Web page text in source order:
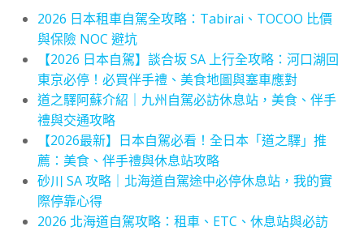
2026 日本租車自駕全攻略：Tabirai、TOCOO 比價
與保險 NOC 避坑
【2026 日本自駕】談合坂 SA 上行全攻略：河口湖回
東京必停！必買伴手禮、美食地圖與塞車應對
道之驛阿蘇介紹｜九州自駕必訪休息站，美食、伴手
禮與交通攻略
【2026最新】日本自駕必看！全日本「道之驛」推
薦：美食、伴手禮與休息站攻略
砂川 SA 攻略｜北海道自駕途中必停休息站，我的實
際停靠心得
2026 北海道自駕攻略：租車、ETC、休息站與必訪